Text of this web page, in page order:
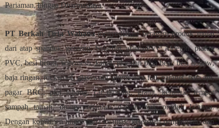
Pariaman, hingga Dharmasraya.
PT Berkah Tirta Wahanamenyediakan beragam produk mulai
dari atap spandek, genteng, Solarflat, atap uPVC Alderon, plafon
PVC, besi beton, wiremesh, kanal, plat dan pipa besi, besi hollow,
baja ringan, rockwool, glasswool, aluminium foil, paranet, bata api,
pagar BRC, plat lubang, cat dinding, granit, keramik, tempat
sampah taman, drone pertanian, dan banyak produk lainnya.
Dengan komitmen tinggi pada kualitas, ketepatan pengiriman, dan